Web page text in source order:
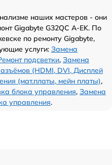
наших мастеров - они
Gigabyte G32QC A-EK. По
по ремонту Gigabyte,
услуги: Замена
подсветки, Замена
(HDMI, DVI, Дисплей
(мат.платы, мейн платы),
блока управления, Замена
управления.